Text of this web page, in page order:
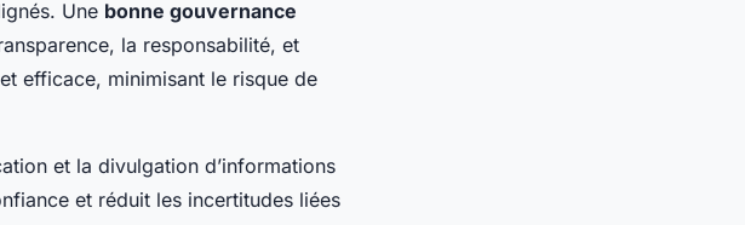
Une bonne gouvernance
la responsabilité, et
efficace, minimisant le risque de
et la divulgation d’informations
et réduit les incertitudes liées